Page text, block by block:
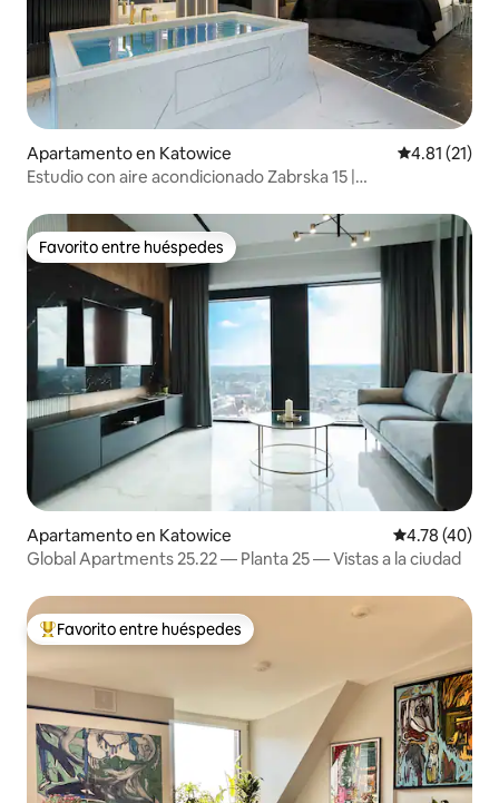
Apartamento en Katowice Calificación
4.81 (21)
Estudio con aire acondicionado Zabrska 15 |
Favorito entre huéspedes
Favorito entre huéspedes
Apartamento en Katowice Calificación
4.78 (40)
Global Apartments 25.22 — Planta 25 — Vistas a la ciudad
Favorito entre huéspedes preferido
Favorito entre huéspedes